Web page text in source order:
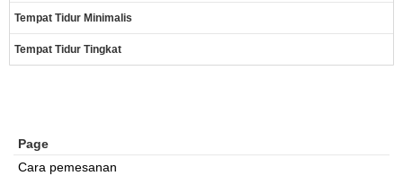
Tempat Tidur Minimalis
Tempat Tidur Tingkat
Page
Cara pemesanan